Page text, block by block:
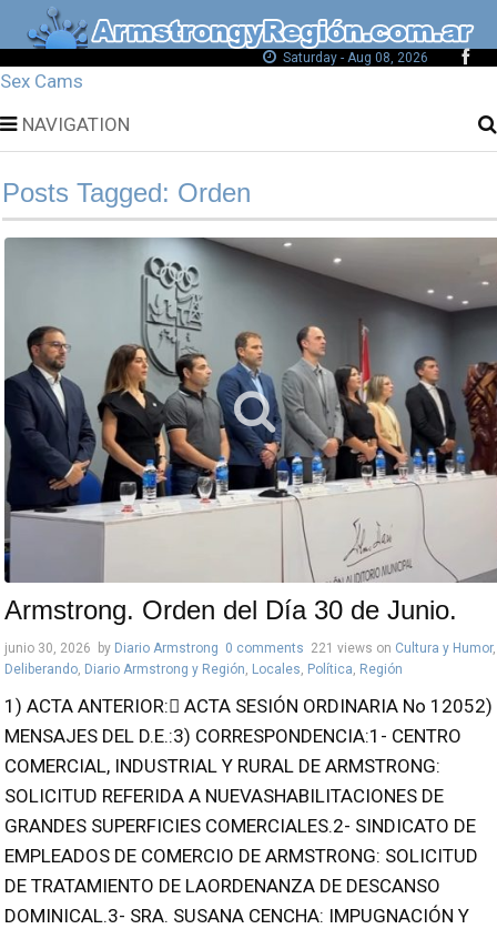
Saturday - Aug 08, 2026
Sex Cams
NAVIGATION
Posts Tagged: Orden
Armstrong. Orden del Día 30 de Junio.
junio 30, 2026 by Diario Armstrong 0 comments 221 views on Cultura y Humor,
Deliberando, Diario Armstrong y Región, Locales, Política, Región
1) ACTA ANTERIOR: ACTA SESIÓN ORDINARIA No 12052)
MENSAJES DEL D.E.:3) CORRESPONDENCIA:1- CENTRO
COMERCIAL, INDUSTRIAL Y RURAL DE ARMSTRONG:
SOLICITUD REFERIDA A NUEVASHABILITACIONES DE
GRANDES SUPERFICIES COMERCIALES.2- SINDICATO DE
EMPLEADOS DE COMERCIO DE ARMSTRONG: SOLICITUD
DE TRATAMIENTO DE LAORDENANZA DE DESCANSO
DOMINICAL.3- SRA. SUSANA CENCHA: IMPUGNACIÓN Y